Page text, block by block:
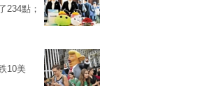
234點；
10美